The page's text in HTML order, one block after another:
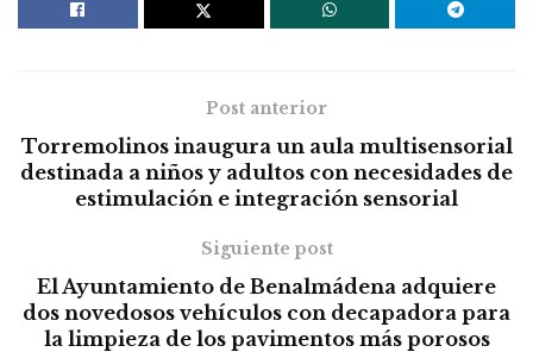
Post anterior
Torremolinos inaugura un aula multisensorial
destinada a niños y adultos con necesidades de
estimulación e integración sensorial
Siguiente post
El Ayuntamiento de Benalmádena adquiere
dos novedosos vehículos con decapadora para
la limpieza de los pavimentos más porosos